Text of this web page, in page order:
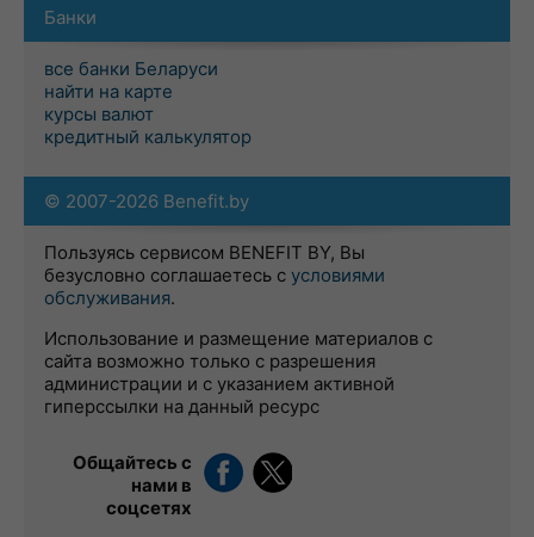
Банки
все банки Беларуси
найти на карте
курсы валют
кредитный калькулятор
© 2007-2026 Benefit.by
Пользуясь сервисом BENEFIT BY, Вы
безусловно соглашаетесь с условиями
обслуживания.
Использование и размещение материалов с
сайта возможно только с разрешения
администрации и с указанием активной
гиперссылки на данный ресурс
Общайтесь с
нами в
соцсетях